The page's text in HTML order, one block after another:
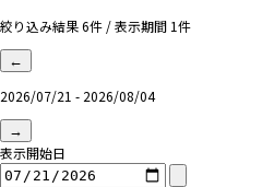
絞り込み結果 6件 / 表示期間 1件
←
2026/07/21 - 2026/08/04
→
表示開始日